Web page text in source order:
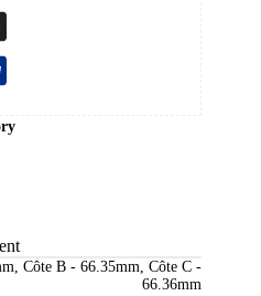
Côte B - 66.35mm, Côte C -
66.36mm